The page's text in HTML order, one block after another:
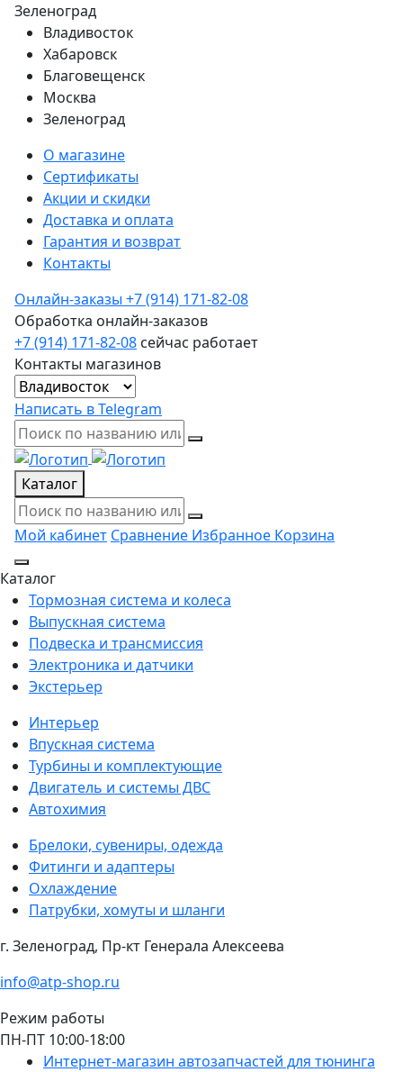
Зеленоград
Владивосток
Хабаровск
Благовещенск
Москва
Зеленоград
О магазине
Сертификаты
Акции и скидки
Доставка и оплата
Гарантия и возврат
Контакты
Онлайн-заказы +7 (914) 171-82-08
Обработка онлайн-заказов
+7 (914) 171-82-08 сейчас работает
Контакты магазинов
Написать в Telegram
Каталог
Мой кабинет Сравнение Избранное Корзина
Каталог
Тормозная система и колеса
Выпускная система
Подвеска и трансмиссия
Электроника и датчики
Экстерьер
Интерьер
Впускная система
Турбины и комплектующие
Двигатель и системы ДВС
Автохимия
Брелоки, сувениры, одежда
Фитинги и адаптеры
Охлаждение
Патрубки, хомуты и шланги
г. Зеленоград, Пр-кт Генерала Алексеева
info@atp-shop.ru
Режим работы
ПН-ПТ 10:00-18:00
Интернет-магазин автозапчастей для тюнинга